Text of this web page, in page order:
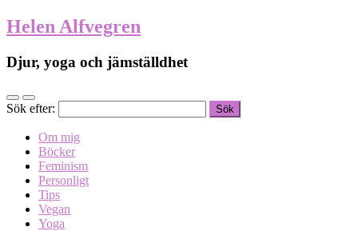
Helen Alfvegren
Djur, yoga och jämställdhet
Sök efter:
Om mig
Böcker
Feminism
Personligt
Tips
Vegan
Yoga